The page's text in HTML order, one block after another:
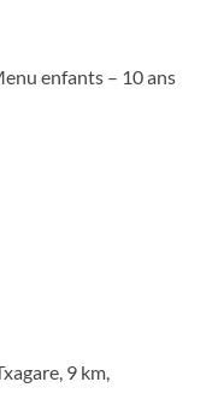
enfants – 10 ans
9 km,